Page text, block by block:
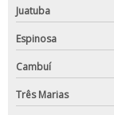
Juatuba
Espinosa
Cambuí
Três Marias